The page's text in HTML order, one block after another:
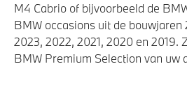
M4 Cabrio of bijvoorbeeld de
BMW occasions uit de
2023, 2022, 2021, 2020 en 2019.
BMW Premium Selection van uw